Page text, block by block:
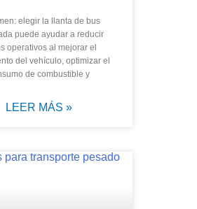
elegir la llanta de bus
puede ayudar a reducir
operativos al mejorar el
del vehículo, optimizar el
de combustible y
LEER MÁS »